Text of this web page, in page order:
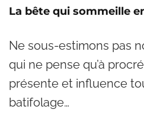
La bête qui sommeille
Ne sous-estimons pas
qui ne pense qu’à
présente et influence
batifolage…